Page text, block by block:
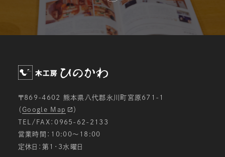
〒869-4602 熊本県八代郡氷川町宮原671-1
（ Google Map
）
TEL/FAX：0965-62-2133
営業時間：10:00〜18:00
定休日：第1・3水曜日